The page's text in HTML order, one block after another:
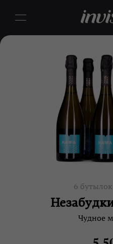
6
Чудное